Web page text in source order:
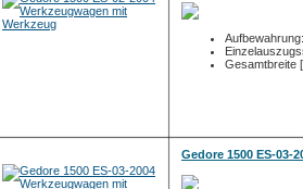
Gesamtbreite
Gedore 1500 ES-03-